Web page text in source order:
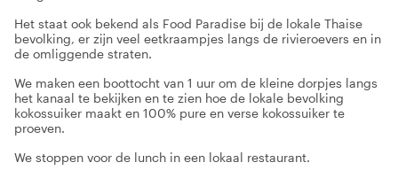
Het staat ook bekend als Food Paradise bij de lokale Thaise
bevolking, er zijn veel eetkraampjes langs de rivieroevers en in
de omliggende straten.
We maken een boottocht van 1 uur om de kleine dorpjes langs
het kanaal te bekijken en te zien hoe de lokale bevolking
kokossuiker maakt en 100% pure en verse kokossuiker te
proeven.
We stoppen voor de lunch in een lokaal restaurant.